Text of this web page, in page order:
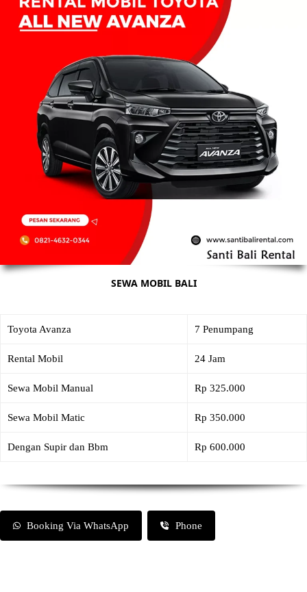
SEWA MOBIL BALI
Toyota Avanza 7 Penumpang
Rental Mobil 24 Jam
Sewa Mobil Manual Rp 325.000
Sewa Mobil Matic Rp 350.000
Dengan Supir dan Bbm Rp 600.000
Booking Via WhatsApp Phone